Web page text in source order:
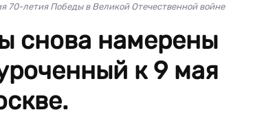
летия Победы в Великой Отечественной войне
снова намерены
к 9 мая